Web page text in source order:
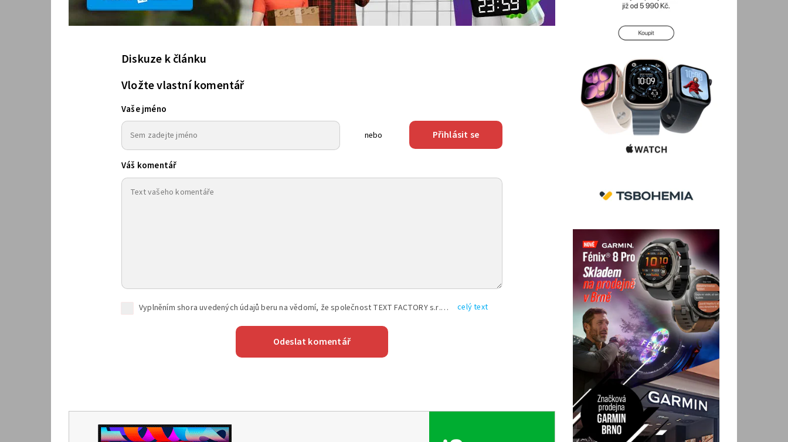
Diskuze k článku
Vložte vlastní komentář
Vaše jméno
nebo Přihlásit se
Váš komentář
Vyplněním shora uvedených údajů beru na vědomí, že společnost TEXT FACTORY s.r.o., sídlem Brno, Durďákova 336/29, Černá Pole, PSČ: 613 00, IČ: 06157831, zapsané u Krajského soudu v Brně, oddíl C, vložka 100399, bude zpracovávat mé osobní údaje uvedené v rámci mnou vyplněného registračního formuláře na základě oprávněných zájmů TEXT FACTORY s.r.o. dle čl. 6 odst. 1 písm. f) GDPR a pro splnění právních povinností (čl. 6 odst. 1 písm. c) GDPR), a to pro tyto účely: nezbytnost zajistit oprávnění návštěvníka webových stránek provozovaných společností TEXT FACTORY s.r.o. přispívat aktivně ke zveřejněným článkům nebo v rámci diskusních fór a výkon práv TEXT FACTORY s.r.o. jako administrátora těchto diskusních fór. Více informací o zpracování osobních údajů a právech lze nalézt v celý text